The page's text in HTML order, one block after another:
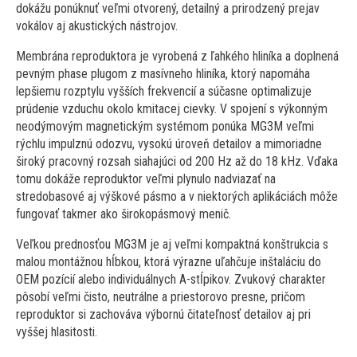
dokážu ponúknuť veľmi otvorený, detailný a prirodzený prejav
vokálov aj akustických nástrojov.
Membrána reproduktora je vyrobená z ľahkého hliníka a doplnená
pevným phase plugom z masívneho hliníka, ktorý napomáha
lepšiemu rozptylu vyšších frekvencií a súčasne optimalizuje
prúdenie vzduchu okolo kmitacej cievky. V spojení s výkonným
neodýmovým magnetickým systémom ponúka MG3M veľmi
rýchlu impulznú odozvu, vysokú úroveň detailov a mimoriadne
široký pracovný rozsah siahajúci od 200 Hz až do 18 kHz. Vďaka
tomu dokáže reproduktor veľmi plynulo nadviazať na
stredobasové aj výškové pásmo a v niektorých aplikáciách môže
fungovať takmer ako širokopásmový menič.
Veľkou prednosťou MG3M je aj veľmi kompaktná konštrukcia s
malou montážnou hĺbkou, ktorá výrazne uľahčuje inštaláciu do
OEM pozícií alebo individuálnych A-stĺpikov. Zvukový charakter
pôsobí veľmi čisto, neutrálne a priestorovo presne, pričom
reproduktor si zachováva výbornú čitateľnosť detailov aj pri
vyššej hlasitosti.